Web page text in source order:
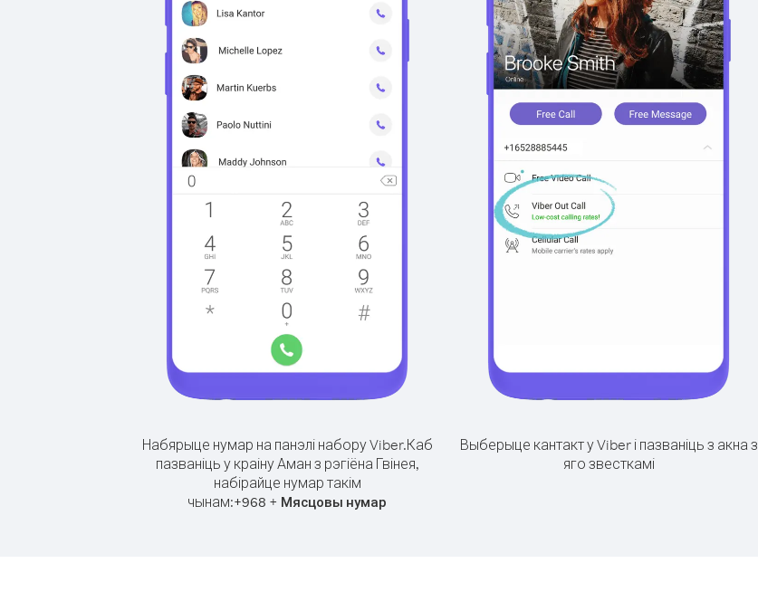
Набярыце нумар на панэлі набору Viber.Каб
пазваніць у краіну Аман з рэгіёна Гвінея,
набірайце нумар такім
чынам:+968 + Мясцовы нумар
Выберыце кантакт у Viber і пазваніць з акна з
яго звесткамі